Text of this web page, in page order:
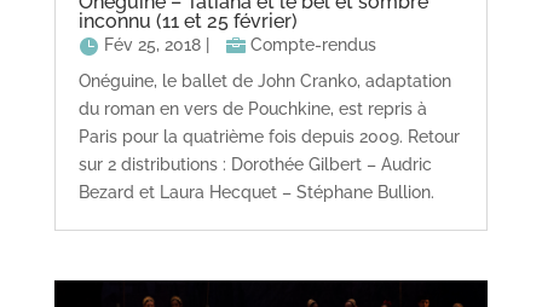
inconnu (11 et 25 février)
Fév 25, 2018|
Compte-rendus
Onéguine, le ballet de John Cranko, adaptation
du roman en vers de Pouchkine, est repris à
Paris pour la quatrième fois depuis 2009. Retour
sur 2 distributions : Dorothée Gilbert – Audric
Bezard et Laura Hecquet – Stéphane Bullion.